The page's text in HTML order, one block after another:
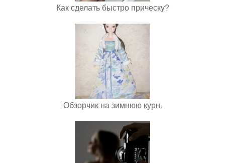
Как сделать быстро прическу?
Обзорчик на зимнюю курн.